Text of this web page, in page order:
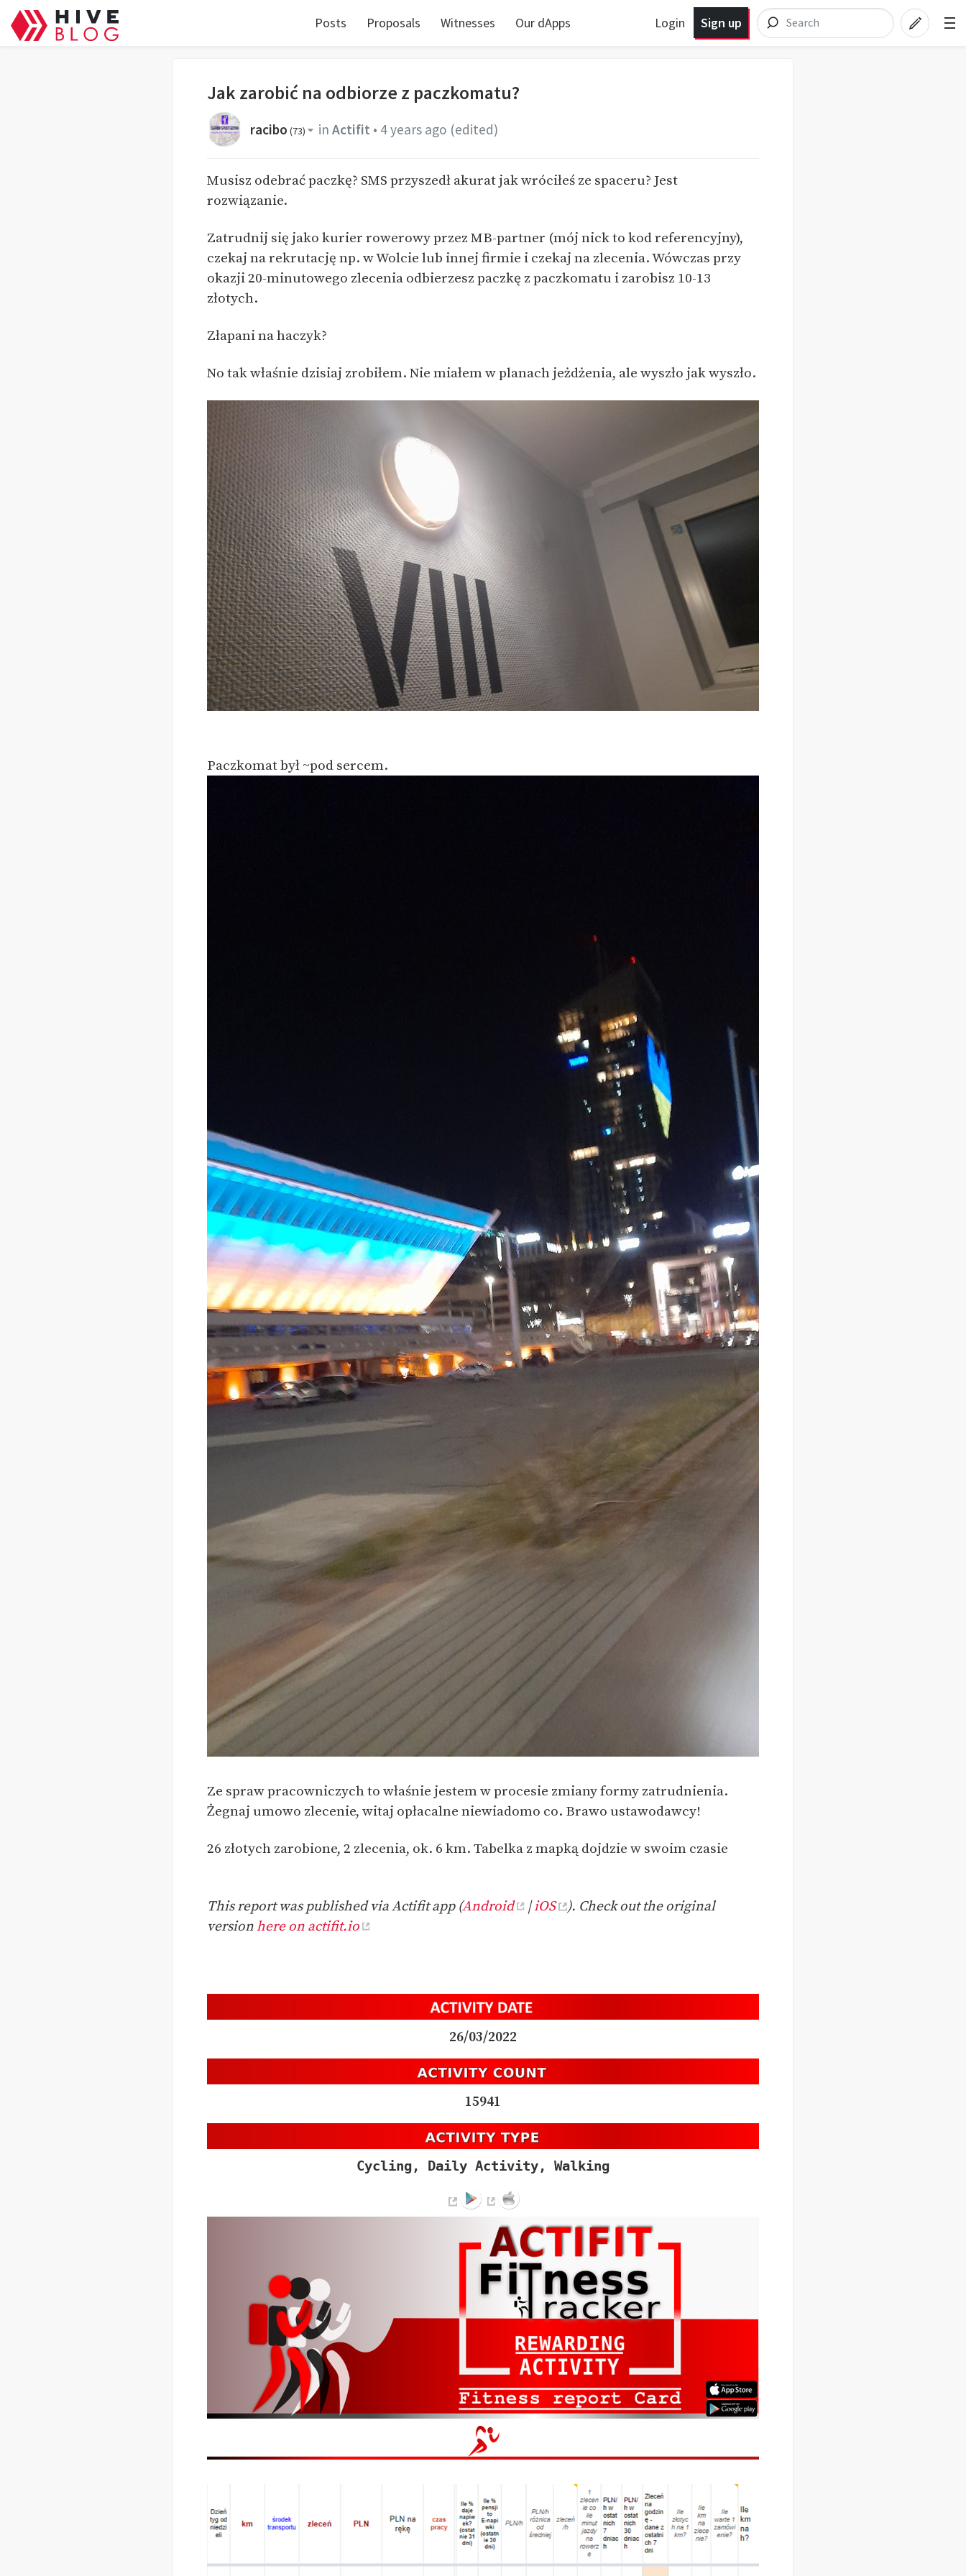
Posts Proposals Witnesses Our dApps Login Sign up
Jak zarobić na odbiorze z paczkomatu?
racibo (73) in Actifit • 4 years ago (edited)
Musisz odebrać paczkę? SMS przyszedł akurat jak wróciłeś ze spaceru? Jest
rozwiązanie.
Zatrudnij się jako kurier rowerowy przez MB-partner (mój nick to kod referencyjny),
czekaj na rekrutację np. w Wolcie lub innej firmie i czekaj na zlecenia. Wówczas przy
okazji 20-minutowego zlecenia odbierzesz paczkę z paczkomatu i zarobisz 10-13
złotych.
Złapani na haczyk?
No tak właśnie dzisiaj zrobiłem. Nie miałem w planach jeżdżenia, ale wyszło jak wyszło.
Paczkomat był ~pod sercem.
Ze spraw pracowniczych to właśnie jestem w procesie zmiany formy zatrudnienia.
Żegnaj umowo zlecenie, witaj opłacalne niewiadomo co. Brawo ustawodawcy!
26 złotych zarobione, 2 zlecenia, ok. 6 km. Tabelka z mapką dojdzie w swoim czasie
This report was published via Actifit app (Android |iOS
). Check out the original
versionhere on actifit.io
26/03/2022
15941
Cycling, Daily Activity, Walking